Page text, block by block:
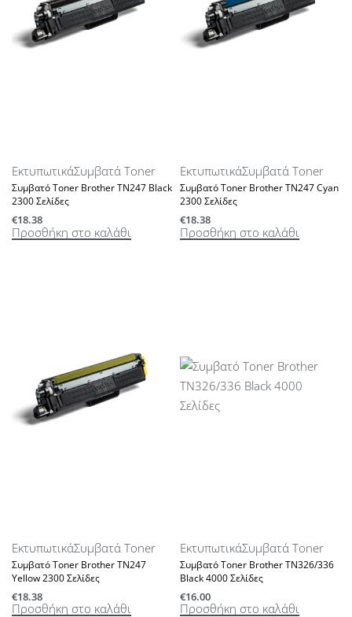
ΕκτυπωτικάΣυμβατά Toner
Συμβατό Toner Brother TN247 Black
2300 Σελίδες
€18.38
Προσθήκη στο καλάθι
ΕκτυπωτικάΣυμβατά Toner
Συμβατό Toner Brother TN247 Cyan
2300 Σελίδες
€18.38
Προσθήκη στο καλάθι
ΕκτυπωτικάΣυμβατά Toner
Συμβατό Toner Brother TN247
Yellow 2300 Σελίδες
€18.38
Προσθήκη στο καλάθι
ΕκτυπωτικάΣυμβατά Toner
Συμβατό Toner Brother TN326/336
Black 4000 Σελίδες
€16.00
Προσθήκη στο καλάθι